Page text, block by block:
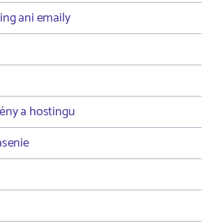
ani emaily
a hostingu